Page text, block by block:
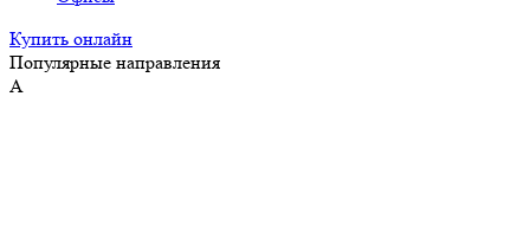
Купить онлайн
Популярные направления
А